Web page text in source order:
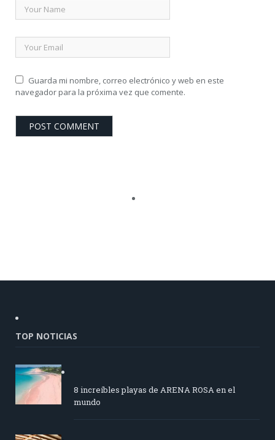
Guarda mi nombre, correo electrónico y web en este
navegador para la próxima vez que comente.
TOP NOTICIAS
8 increíbles playas de ARENA ROSA en el
mundo